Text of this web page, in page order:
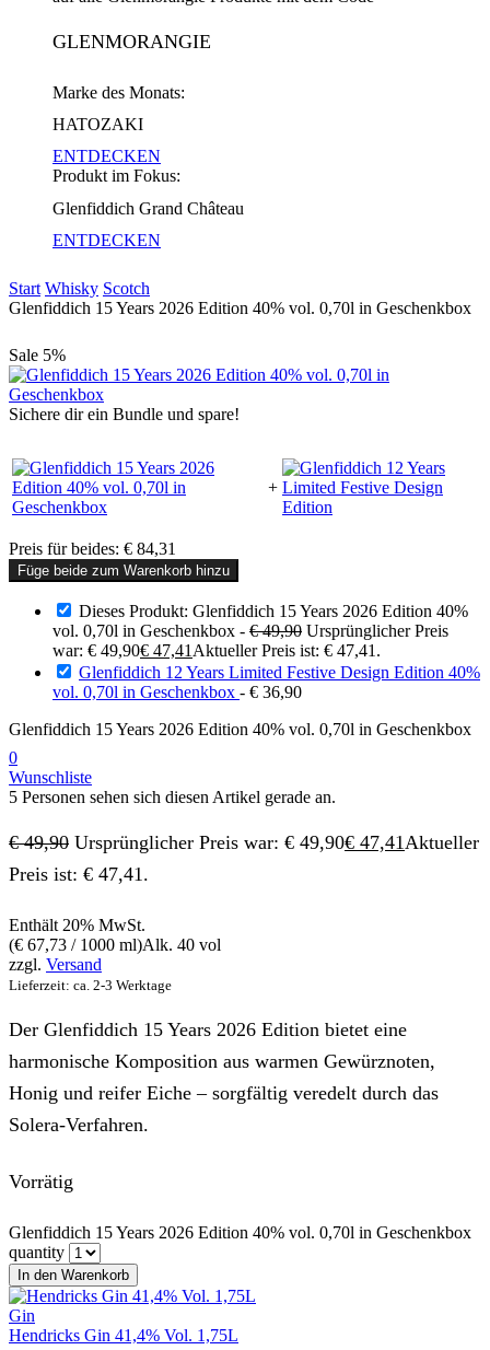
GLENMORANGIE
Marke des Monats:
HATOZAKI
ENTDECKEN
Produkt im Fokus:
Glenfiddich Grand Château
ENTDECKEN
Start Whisky Scotch
Glenfiddich 15 Years 2026 Edition 40% vol. 0,70l in Geschenkbox
Sale 5%
Sichere dir ein Bundle und spare!
+
Preis für beides: € 84,31
Füge beide zum Warenkorb hinzu
Dieses Produkt: Glenfiddich 15 Years 2026 Edition 40%
vol. 0,70l in Geschenkbox - €49,90 Ursprünglicher Preis
war: € 49,90€ 47,41 Aktueller Preis ist: € 47,41.
Glenfiddich 12 Years Limited Festive Design Edition 40%
vol. 0,70l in Geschenkbox - € 36,90
Glenfiddich 15 Years 2026 Edition 40% vol. 0,70l in Geschenkbox
0
Wunschliste
5 Personen sehen sich diesen Artikel gerade an.
€49,90 Ursprünglicher Preis war: € 49,90€ 47,41Aktueller
Preis ist: € 47,41.
Enthält 20% MwSt.
(€ 67,73 / 1000 ml)Alk. 40 vol
zzgl. Versand
Lieferzeit: ca. 2-3 Werktage
Der Glenfiddich 15 Years 2026 Edition bietet eine
harmonische Komposition aus warmen Gewürznoten,
Honig und reifer Eiche – sorgfältig veredelt durch das
Solera-Verfahren.
Vorrätig
Glenfiddich 15 Years 2026 Edition 40% vol. 0,70l in Geschenkbox
quantity
In den Warenkorb
Gin
Hendricks Gin 41,4% Vol. 1,75L